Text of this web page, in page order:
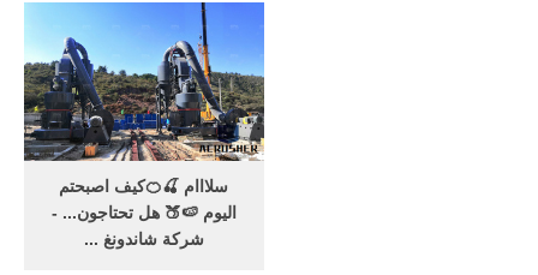
وسنغافورة.عاصمتها كوالا
لومبور.إسمها الرسمي "إتحاد
ماليزيا" (ڤرسكوتوان تانه
مليسيا.
‫سلااام 🍒🍊كيف اصبحتم
اليوم 🍉🍑 هل تحتاجون... -
شركة شاندونغ ...